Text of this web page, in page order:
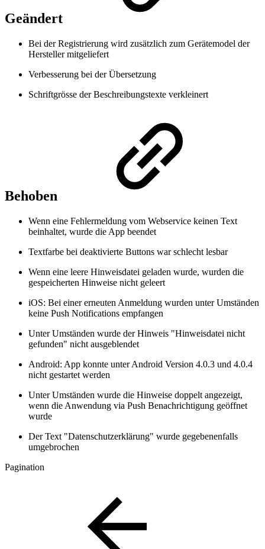
Geändert
Bei der Registrierung wird zusätzlich zum Gerätemodel der
Hersteller mitgeliefert
Verbesserung bei der Übersetzung
Schriftgrösse der Beschreibungstexte verkleinert
Behoben
Wenn eine Fehlermeldung vom Webservice keinen Text
beinhaltet, wurde die App beendet
Textfarbe bei deaktivierte Buttons war schlecht lesbar
Wenn eine leere Hinweisdatei geladen wurde, wurden die
gespeicherten Hinweise nicht geleert
iOS: Bei einer erneuten Anmeldung wurden unter Umständen
keine Push Notifications empfangen
Unter Umständen wurde der Hinweis "Hinweisdatei nicht
gefunden" nicht ausgeblendet
Android: App konnte unter Android Version 4.0.3 und 4.0.4
nicht gestartet werden
Unter Umständen wurde die Hinweise doppelt angezeigt,
wenn die Anwendung via Push Benachrichtigung geöffnet
wurde
Der Text "Datenschutzerklärung" wurde gegebenenfalls
umgebrochen
Pagination